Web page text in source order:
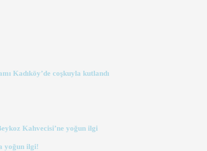
Kadıköy’de coşkuyla kutlandı
Kahvecisi’ne yoğun ilgi
yoğun ilgi!